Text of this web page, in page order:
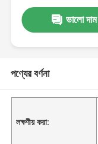
ভালো দাম
পণ্যের বর্ণনা
লক্ষণীয় করা: